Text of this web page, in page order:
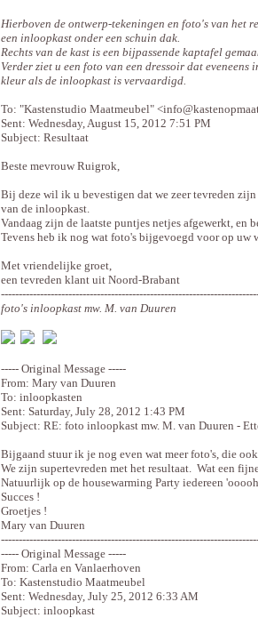
Hierboven de ontwerp-tekeningen en foto's van het
een inloopkast onder een schuin dak.
Rechts van de kast is een bijpassende kaptafel
Verder ziet u een foto van een dressoir dat eveneens
kleur als de inloopkast is vervaardigd.
To: "Kastenstudio Maatmeubel"
Sent: Wednesday, August 15, 2012 7:51 PM
Subject: Resultaat
Beste mevrouw Ruigrok,
Bij deze wil ik u bevestigen dat we zeer tevreden zijn
van de inloopkast.
Vandaag zijn de laatste puntjes netjes afgewerkt, en
Tevens heb ik nog wat foto's bijgevoegd voor op uw
Met vriendelijke groet,
een tevreden klant uit Noord-Brabant
foto's inloopkast mw. M. van Duuren
----- Original Message -----
From: Mary van Duuren
To: inloopkasten
Sent: Saturday, July 28, 2012 1:43 PM
Subject: RE: foto inloopkast mw. M. van Duuren -
Bijgaand stuur ik je nog even wat meer foto's, die
We zijn supertevreden met het resultaat. Wat een
Natuurlijk op de housewarming Party iedereen
Succes !
Groetjes !
Mary van Duuren
----- Original Message -----
From: Carla en Vanlaerhoven
To: Kastenstudio Maatmeubel
Sent: Wednesday, July 25, 2012 6:33 AM
Subject: inloopkast